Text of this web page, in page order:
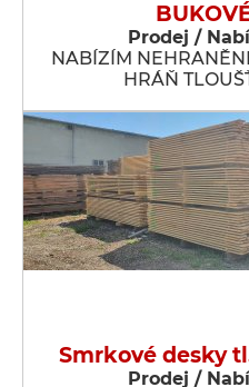
Prodej /
NABÍZÍM
HRÁŇ
Smrkové desky
Prodej /